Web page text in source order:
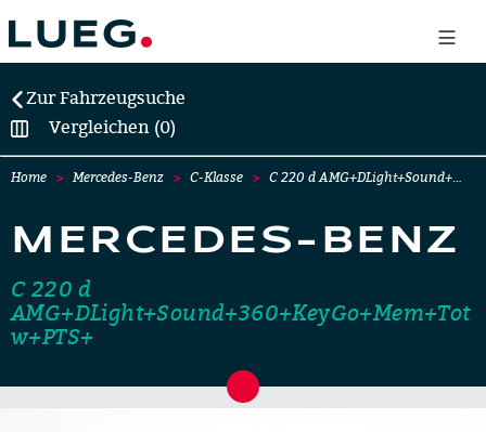
Zur Fahrzeugsuche
Vergleichen (0)
Home Mercedes-Benz C-Klasse C 220 d AMG+DLight+Sound+…
MERCEDES-BENZ
C 220 d
AMG+DLight+Sound+360+KeyGo+Mem+Tot
w+PTS+